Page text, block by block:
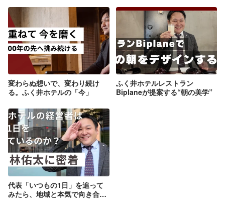
変わらぬ想いで、変わり続け
る。ふく井ホテルの「今」
ふく井ホテルレストラン
Biplaneが提案する“朝の美学”
代表「いつもの1日」を追って
みたら、地域と本気で向き合う